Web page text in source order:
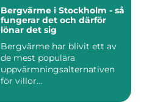
Bergvärme i Stockholm - så
fungerar det och därför
lönar det sig
Bergvärme har blivit ett av
de mest populära
uppvärmningsalternativen
för villor...